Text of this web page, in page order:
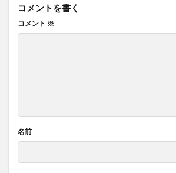
コメントを書く
コメント ※
名前